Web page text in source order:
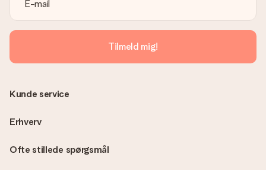
Er fakturaen sendt sammen med ordren?
Ingen faktura sendes med din ordre. Du modtager altid
fakturaen i bekræftelsesemailen, og du kan altid finde den i din
MySurprise-konto. Det betyder at du kan få gaven leveret
direkte til modtageren, hvilket gør det til en sand
overraskelse!
Tilmeld mig!
Ofte stillede spørgsmål
Kunde service
Erhverv